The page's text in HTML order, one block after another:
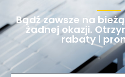
Bądź zawsze na
żadnej okazji.
rabaty i